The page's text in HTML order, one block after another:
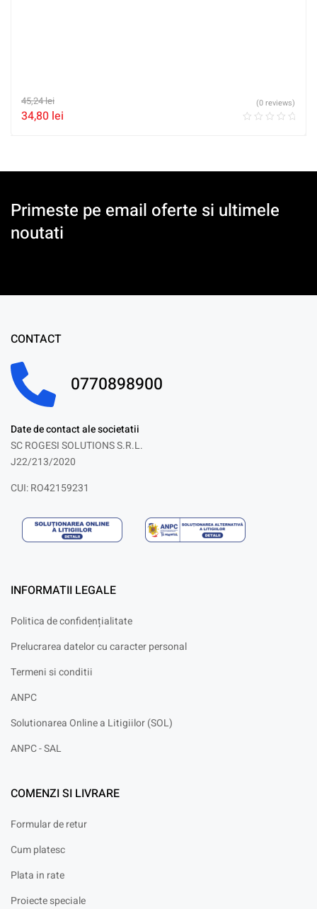
45,24lei
34,80 lei
(0 reviews)
Primeste pe email oferte si ultimele
noutati
CONTACT
0770898900
Date de contact ale societatii
SC ROGESI SOLUTIONS S.R.L.
J22/213/2020
CUI: RO42159231
INFORMATII LEGALE
Politica de confidențialitate
Prelucrarea datelor cu caracter personal
Termeni si conditii
ANPC
Solutionarea Online a Litigiilor (SOL)
ANPC - SAL
COMENZI SI LIVRARE
Formular de retur
Cum platesc
Plata in rate
Proiecte speciale